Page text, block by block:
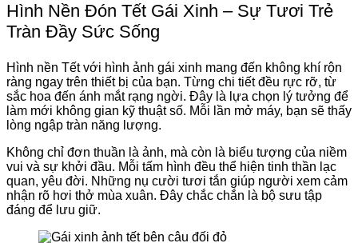
Hình Nền Đón Tết Gái Xinh – Sự Tươi Trẻ
Tràn Đầy Sức Sống
Hình nền Tết với hình ảnh gái xinh mang đến không khí rộn
ràng ngay trên thiết bị của bạn. Từng chi tiết đều rực rỡ, từ
sắc hoa đến ánh mắt rạng ngời. Đây là lựa chọn lý tưởng để
làm mới không gian kỹ thuật số. Mỗi lần mở máy, bạn sẽ thấy
lòng ngập tràn năng lượng.
Không chỉ đơn thuần là ảnh, mà còn là biểu tượng của niềm
vui và sự khởi đầu. Mỗi tấm hình đều thể hiện tinh thần lạc
quan, yêu đời. Những nụ cười tươi tắn giúp người xem cảm
nhận rõ hơi thở mùa xuân. Đây chắc chắn là bộ sưu tập
đáng để lưu giữ.